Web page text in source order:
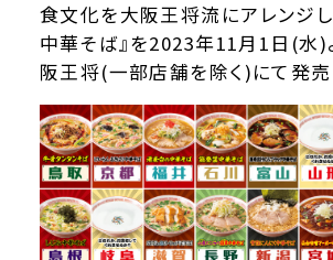
食文化を大阪王将流にアレンジし
中華そば』を2023年11月1日(水)
阪王将(一部店舗を除く)にて発売